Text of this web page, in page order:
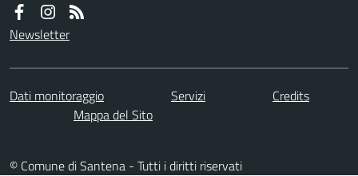
Newsletter
Dati monitoraggio Servizi
Credits
Mappa del Sito
© Comune di Santena - Tutti i diritti riservati